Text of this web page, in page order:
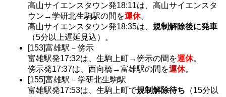
高山サイエンスタウン発18:11は、高山サイエンスタ
ウン→学研北生駒駅の間を運休。
高山サイエンスタウン発18:35は、 規制解除後に発車
（5分以上遅延見込）。
[153]富雄駅－傍示
富雄駅発17:32は、生駒上町→傍示の間を運休。
傍示発17:37は、西向橋→富雄駅の間を運休。
[155]富雄駅－学研北生駒駅
富雄駅発17:53は、生駒上町で規制解除待ち （15分以